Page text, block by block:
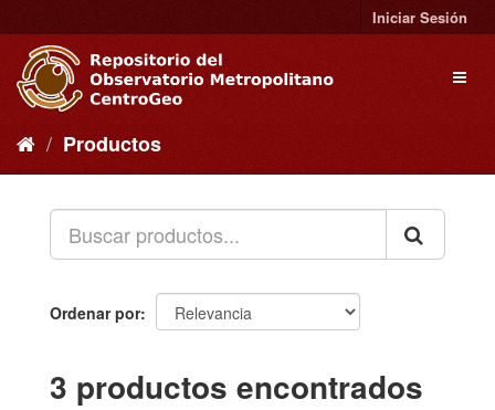
al
contenido
Iniciar Sesión
Productos
Ordenar por
3 productos encontrados